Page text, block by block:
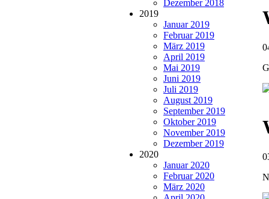
Dezember 2018
2019
Januar 2019
Februar 2019
März 2019
April 2019
Mai 2019
Juni 2019
Juli 2019
August 2019
September 2019
Oktober 2019
November 2019
Dezember 2019
2020
Januar 2020
Februar 2020
März 2020